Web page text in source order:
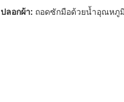
ปลอกผ้า: ถอดซักมือด้วยน้ำอุณหภู